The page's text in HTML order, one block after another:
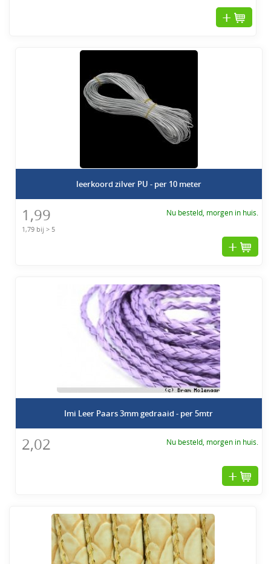
leerkoord zilver PU - per 10 meter
1,99
1,79 bij > 5
Nu besteld, morgen in huis.
Imi Leer Paars 3mm gedraaid - per 5mtr
2,02 Nu besteld, morgen in huis.